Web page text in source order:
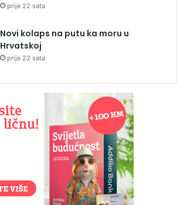
prije 22 sata
Novi kolaps na putu ka moru u
Hrvatskoj
prije 22 sata